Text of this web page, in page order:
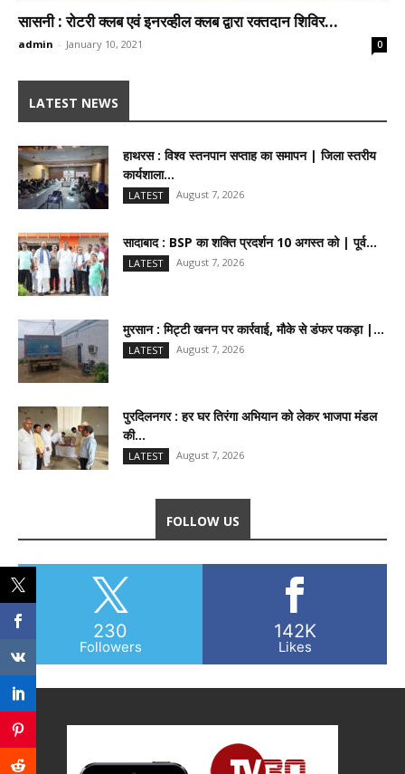
सासनी : रोटरी क्लब एवं इनरव्हील क्लब द्वारा रक्तदान शिविर...
admin - January 10, 2021 0
LATEST NEWS
हाथरस : विश्व स्तनपान सप्ताह का समापन | जिला स्तरीय
कार्यशाला...
LATEST August 7, 2026
सादाबाद : BSP का शक्ति प्रदर्शन 10 अगस्त को | पूर्व...
LATEST August 7, 2026
मुरसान : मिट्टी खनन पर कार्रवाई, मौके से डंफर पकड़ा |...
LATEST August 7, 2026
पुरदिलनगर : हर घर तिरंगा अभियान को लेकर भाजपा मंडल
की...
LATEST August 7, 2026
FOLLOW US
230
Followers
142K
Likes